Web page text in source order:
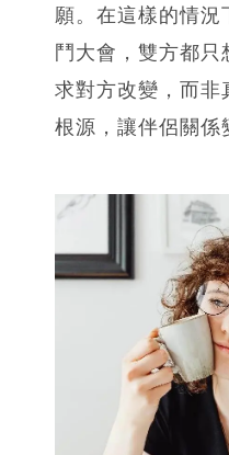
願。在這樣的情況
鬥大會，雙方都
求對方改變，而非
根源，讓伴侶關係